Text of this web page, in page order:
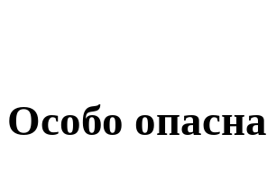
Особо опасна